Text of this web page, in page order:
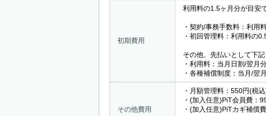
初期費用
利用料の1.5ヶ月分が目安で
・契約/事務手数料：利用
・初回管理料：利用料の
その他、先払いとして下
・利用料：当月日割/翌月
・各種補償制度：当月/翌
その他費用
・月額管理料：550円(税
・(加入任意)PiT会員費：
・(加入任意)PiTカギ補償